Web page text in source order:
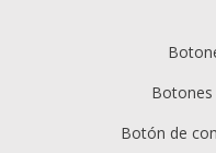
Botones
Botón de